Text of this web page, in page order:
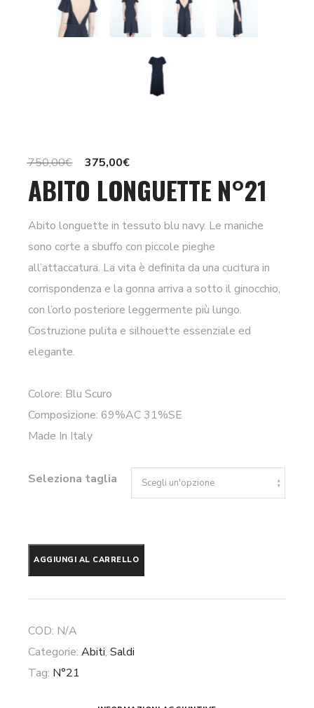
750,00€
Il
prezzo
originale
era:
750,00€.
375,00€Il
prezzo
attuale
è:
375,00€.
ABITO LONGUETTE N°21
Abito longuette in tessuto blu navy. Le maniche
sono corte a sbuffo con piccole pieghe
all’attaccatura. La vita è definita da una cucitura in
corrispondenza e la gonna arriva a sotto il ginocchio,
con l’orlo posteriore leggermente più lungo.
Costruzione pulita e silhouette essenziale ed
elegante.
Colore: Blu Scuro
Composizione: 69%AC 31%SE
Made In Italy
Seleziona taglia
Abito
longuette
N°21
AGGIUNGI AL CARRELLO
COD: N/A
Categorie:Abiti,Saldi
Tag: N°21